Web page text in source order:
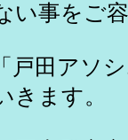
い事をご
アソシ
きます。